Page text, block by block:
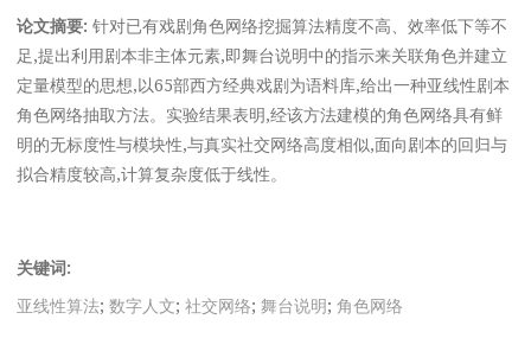
论文摘要: 针对已有戏剧角色网络挖掘算法精度不高、效率低下等不
足,提出利用剧本非主体元素,即舞台说明中的指示来关联角色并建立
定量模型的思想,以65部西方经典戏剧为语料库,给出一种亚线性剧本
角色网络抽取方法。实验结果表明,经该方法建模的角色网络具有鲜
明的无标度性与模块性,与真实社交网络高度相似,面向剧本的回归与
拟合精度较高,计算复杂度低于线性。
关键词:
亚线性算法;数字人文;社交网络;舞台说明;角色网络